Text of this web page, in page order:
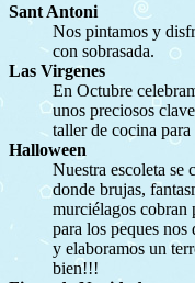
Sant Antoni
Nos pintamos y
con sobrasada.
Las Virgenes
En Octubre
unos preciosos
taller de cocina
Halloween
Nuestra escoleta se
donde brujas,
murciélagos cobran
para los peques
y elaboramos un
bien!!!